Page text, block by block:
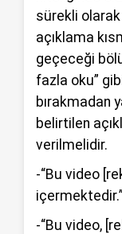
sürekli olarak
açıklama
geçeceği
fazla oku”
bırakmadan
belirtilen
verilmelidir.
-“Bu video
içermektedir.”
-“Bu video,